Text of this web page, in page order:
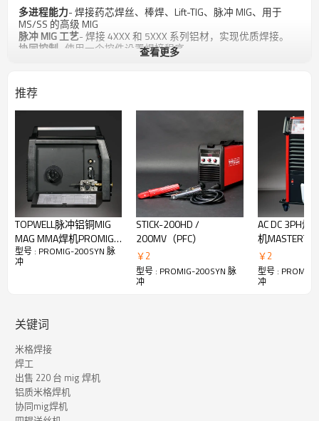
多进程能力- 焊接药芯焊丝、棒焊、Lift-TIG、脉冲 MIG、用于
MS/SS 的高级 MIG
脉冲 MIG 工艺- 焊接 4XXX 和 5XXX 系列铝材，实现优质焊接。
协同控制 - 使用一个控件设置焊接程序。
- 提供平滑、稳定的电弧和卓越、可重复的焊接。
脉冲 MIG 工艺的工作原理是在每个脉冲的电极末端形成一滴熔融
金属。然后，添加适量的电流，将一个液滴推过电弧并进入水
查看更多
推荐
TOPWELL脉冲铝铜MIG
MAG MMA焊机PROMIG-
200SYN Pulse 200a焊接
机
型号 : PROMIG-200SYN 脉
冲
STICK-200HD /
200MV（PFC）
￥2
型号 : PROMIG-200SYN 脉
冲
AC DC 3PH焊
机
￥2
型号 :
冲
关键词
米格焊接
焊工
出售 220 台 mig 焊机
铝质米格焊机
协同mig焊机